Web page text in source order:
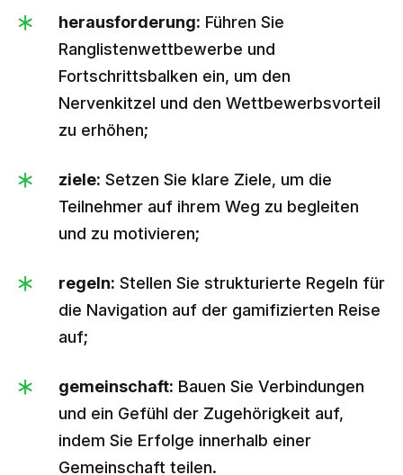
herausforderung: Führen Sie
Ranglistenwettbewerbe und
Fortschrittsbalken ein, um den
Nervenkitzel und den Wettbewerbsvorteil
zu erhöhen;
ziele: Setzen Sie klare Ziele, um die
Teilnehmer auf ihrem Weg zu begleiten
und zu motivieren;
regeln: Stellen Sie strukturierte Regeln für
die Navigation auf der gamifizierten Reise
auf;
gemeinschaft: Bauen Sie Verbindungen
und ein Gefühl der Zugehörigkeit auf,
indem Sie Erfolge innerhalb einer
Gemeinschaft teilen.